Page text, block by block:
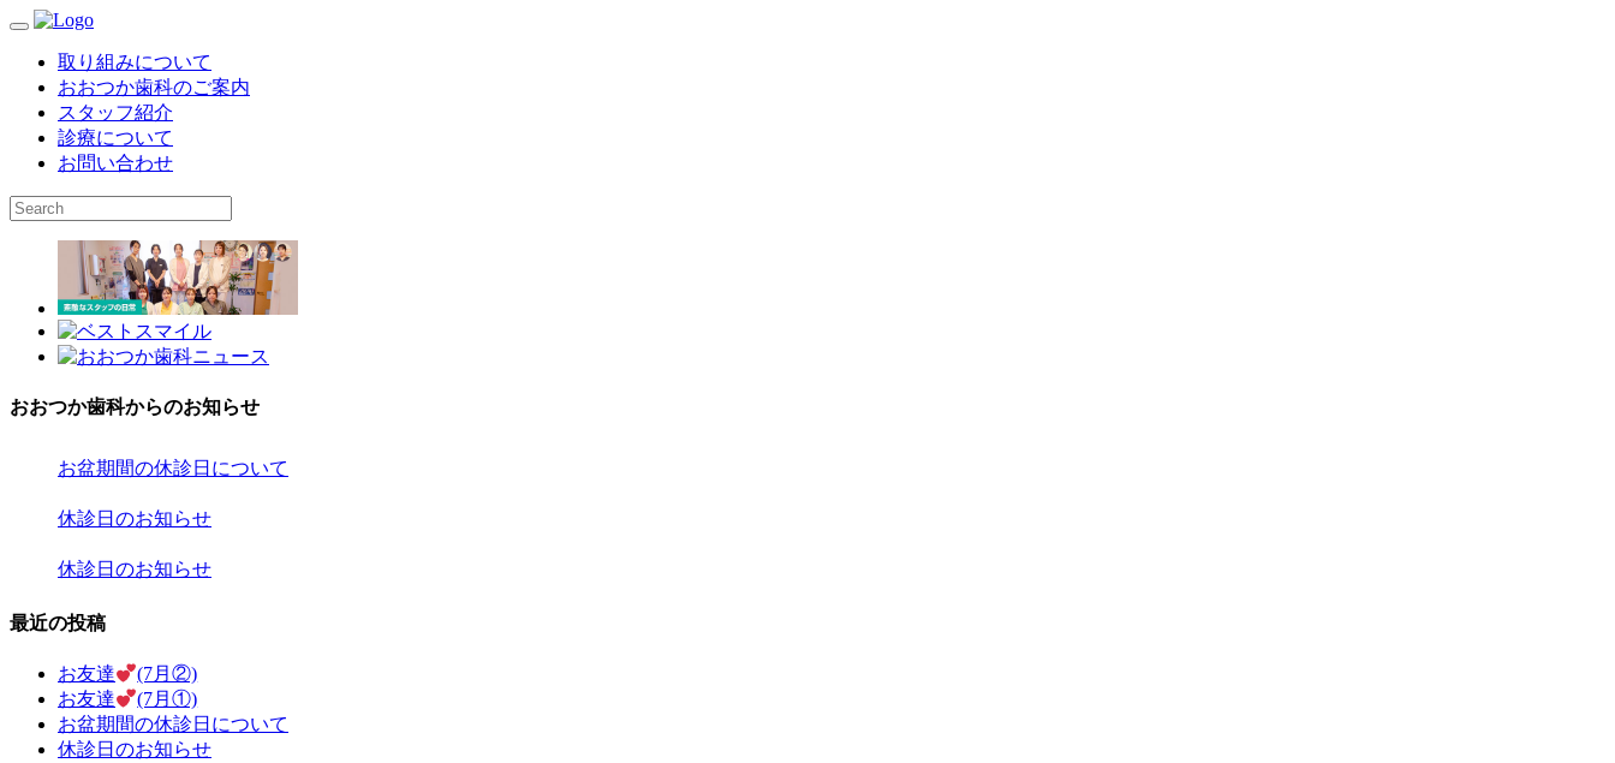
取り組みについて
おおつか歯科のご案内
スタッフ紹介
診療について
お問い合わせ
おおつか歯科からのお知らせ
お盆期間の休診日について
休診日のお知らせ
休診日のお知らせ
最近の投稿
お友達
(7月②)
お友達
(7月①)
お盆期間の休診日について
休診日のお知らせ